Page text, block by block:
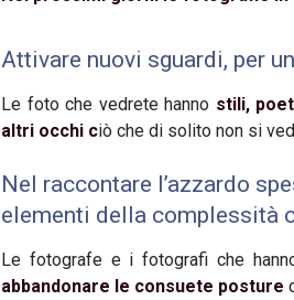
Attivare nuovi sguardi, per
Le foto che vedrete hanno stili,
altri occhi ciò che di solito non si
Nel raccontare l’azzardo
elementi della complessità
Le fotografe e i fotografi che
abbandonare le consuete posture